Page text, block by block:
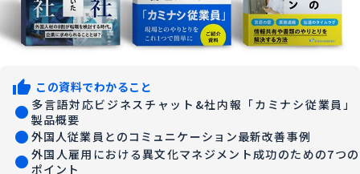
thumb_up この資料でわかること
fiber_manual_record 多言語対応ビジネスチャット&社内報「カミナシ従業員」
製品概要
fiber_manual_record 外国人従業員とのコミュニケーション最新改善事例
fiber_manual_record 外国人雇用における異文化マネジメント成功のための7つの
ポイント